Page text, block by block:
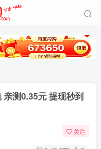
测0.35元 提现秒到
关注